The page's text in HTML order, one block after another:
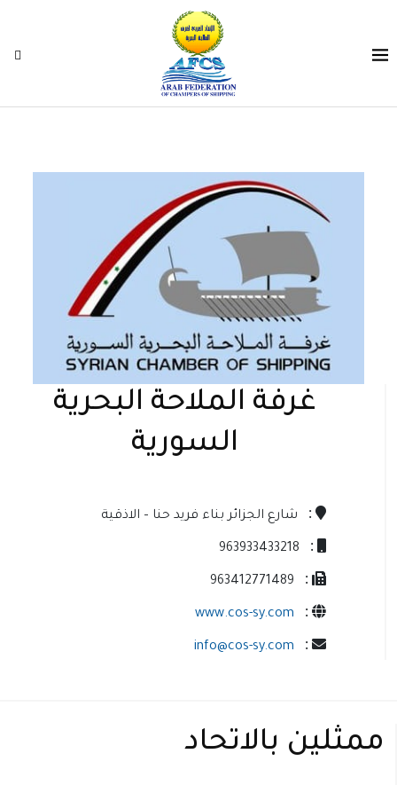
غرفة الملاحة البحرية
السورية
: شارع الجزائر بناء فريد حنا – الاذقية
:
963933433218
:
963412771489
:
www.cos-sy.com
:
info@cos-sy.com
ممثلين بالاتحاد